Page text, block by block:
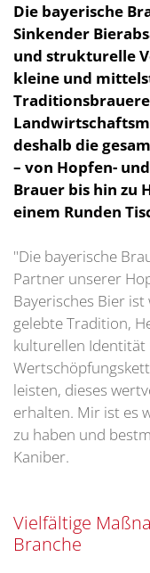
Die bayerische
Sinkender
und strukturelle
kleine und
deshalb die
– von Hopfen-
Brauer bis hin zu
einem Runden
"Die bayerische
Partner unserer
Bayerisches Bier
gelebte Tradition,
kulturellen Identität
leisten, dieses
erhalten. Mir ist es
zu haben und
Kaniber.
Vielfältige
Branche